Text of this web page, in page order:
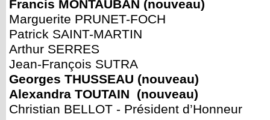
Francis MONTAUBAN (nouveau)
Marguerite PRUNET-FOCH
Patrick SAINT-MARTIN
Arthur SERRES
Jean-François SUTRA
Georges THUSSEAU (nouveau)
Alexandra TOUTAIN (nouveau)
Christian BELLOT - Président d’Honneur